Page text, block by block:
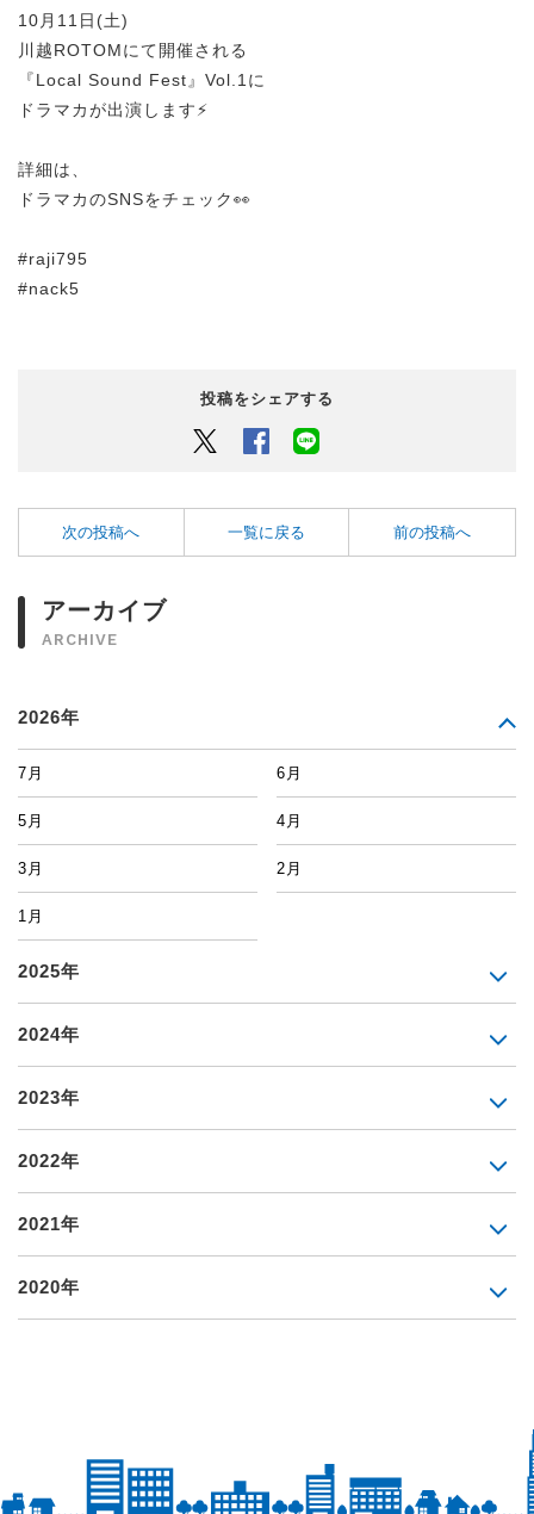
10月11日(土)
川越ROTOMにて開催される
『Local Sound Fest』Vol.1に
ドラマカが出演します⚡️
詳細は、
ドラマカのSNSをチェック👀
#raji795
#nack5
投稿をシェアする
Twitter Facebook
次の投稿へ 一覧に戻る 前の投稿へ
アーカイブ
ARCHIVE
2026年
7月 6月
5月 4月
3月 2月
1月
2025年
2024年
2023年
2022年
2021年
2020年